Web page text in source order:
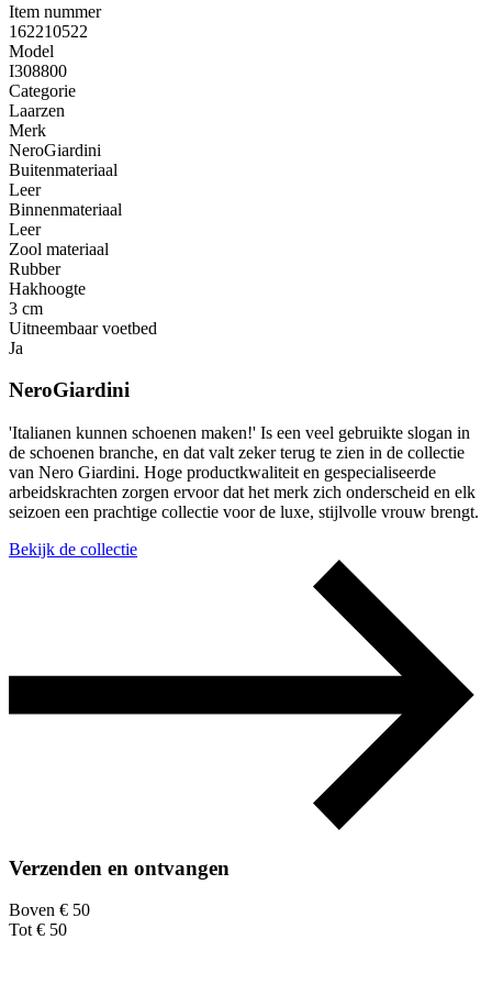
Item nummer
162210522
Model
I308800
Categorie
Laarzen
Merk
NeroGiardini
Buitenmateriaal
Leer
Binnenmateriaal
Leer
Zool materiaal
Rubber
Hakhoogte
3 cm
Uitneembaar voetbed
Ja
NeroGiardini
'Italianen kunnen schoenen maken!' Is een veel gebruikte slogan in
de schoenen branche, en dat valt zeker terug te zien in de collectie
van Nero Giardini. Hoge productkwaliteit en gespecialiseerde
arbeidskrachten zorgen ervoor dat het merk zich onderscheid en elk
seizoen een prachtige collectie voor de luxe, stijlvolle vrouw brengt.
Bekijk de collectie
Verzenden en ontvangen
Boven € 50
Tot € 50